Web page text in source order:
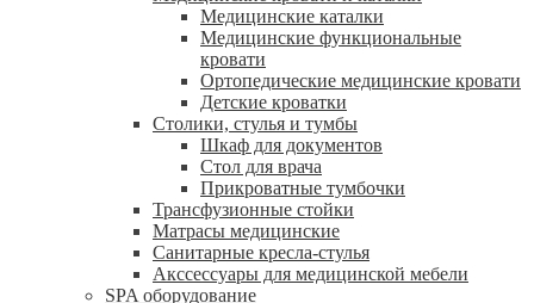
Медицинские каталки
Медицинские функциональные
кровати
Ортопедические медицинские кровати
Детские кроватки
Столики, стулья и тумбы
Шкаф для документов
Стол для врача
Прикроватные тумбочки
Трансфузионные стойки
Матрасы медицинские
Санитарные кресла-стулья
Акссессуары для медицинской мебели
SPA оборудование